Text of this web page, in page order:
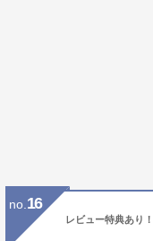
no. 16